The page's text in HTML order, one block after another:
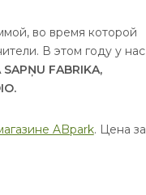
во время которой
В этом году у нас
FABRIKA,
ABpark. Цена за